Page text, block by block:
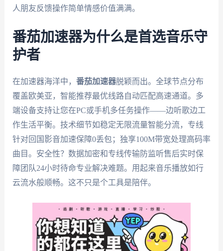
人朋友反馈操作简单情感价值满满。
番茄加速器为什么是首选音乐守
护者
在加速器海洋中， 番茄加速器脱颖而出。全球节点分布
覆盖欧美亚，智能推荐最优线路自动匹配高速通道。多
端设备支持让您在PC或手机多任务操作——边听歌边工
作生活平衡。技术细节如稳定无限流量智能分流，专线
针对回国影音加速保障0丢包；独享100M带宽处理高码率
曲目。安全性？数据加密和专线传输防监听售后实时保
障团队24小时待命专业解决难题。用起来音乐播放如行
云流水般顺畅。这不只是个工具是陪伴。